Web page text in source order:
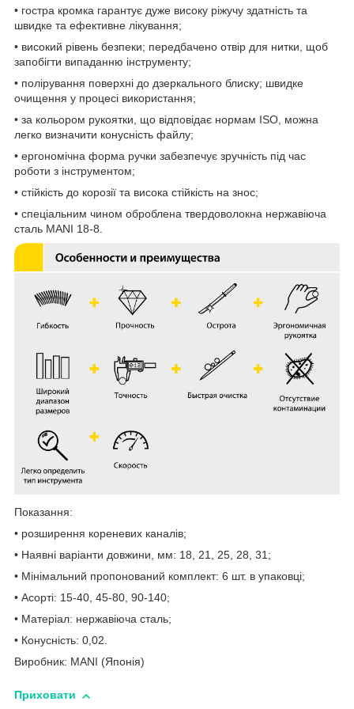
• гостра кромка гарантує дуже високу ріжучу здатність та
швидке та ефективне лікування;
• високий рівень безпеки; передбачено отвір для нитки, щоб
запобігти випаданню інструменту;
• полірування поверхні до дзеркального блиску; швидке
очищення у процесі використання;
• за кольором рукоятки, що відповідає нормам ISO, можна
легко визначити конусність файлу;
• ергономічна форма ручки забезпечує зручність під час
роботи з інструментом;
• стійкість до корозії та висока стійкість на знос;
• спеціальним чином оброблена твердоволокна нержавіюча
сталь MANI 18-8.
Показання:
• розширення кореневих каналів;
• Наявні варіанти довжини, мм: 18, 21, 25, 28, 31;
• Мінімальний пропонований комплект: 6 шт. в упаковці;
• Асорті: 15-40, 45-80, 90-140;
• Матеріал: нержавіюча сталь;
• Конусність: 0,02.
Виробник: MANI (Японія)
Приховати